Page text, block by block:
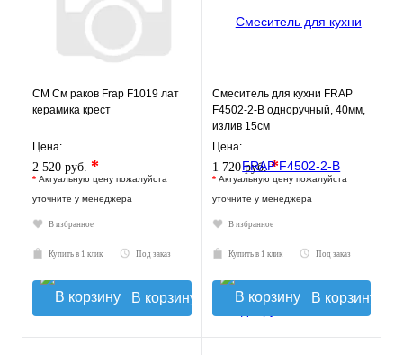
СМ См раков Frap F1019 лат
керамика крест
Цена:
2 520 руб. *
* Актуальную цену пожалуйста
уточните у менеджера
В избранное
Купить в 1 клик Под заказ
В корзину
Смеситель для кухни FRAP
F4502-2-B одноручный, 40мм,
излив 15см
Цена:
1 720 руб.*
* Актуальную цену пожалуйста
уточните у менеджера
В избранное
Купить в 1 клик Под заказ
В корзину